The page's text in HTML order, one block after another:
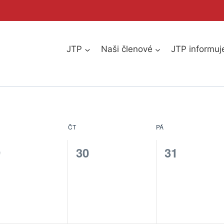
JTP Naši členové JTP
ČTČTVRTEK PÁ
akce
30
akce
31